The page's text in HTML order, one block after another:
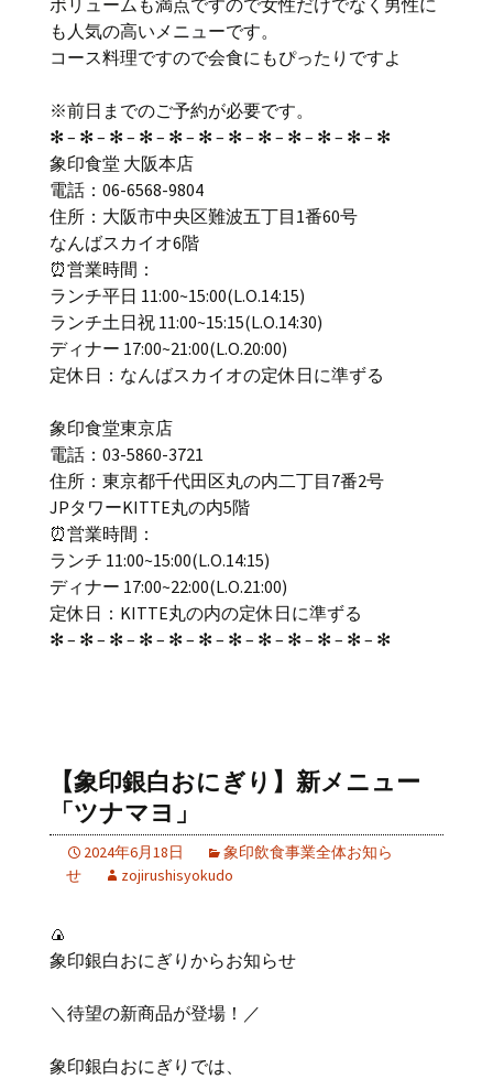
ボリュームも満点ですので女性だけでなく男性に
も人気の高いメニューです。
コース料理ですので会食にもぴったりですよ
※前日までのご予約が必要です。
✻ – ✻ – ✻ – ✻ – ✻ – ✻ – ✻ – ✻ – ✻ – ✻ – ✻ – ✻
象印食堂 大阪本店
電話：06-6568-9804
住所：大阪市中央区難波五丁目1番60号
なんばスカイオ6階
⏰営業時間：
ランチ平日 11:00~15:00(L.O.14:15)
ランチ土日祝 11:00~15:15(L.O.14:30)
ディナー 17:00~21:00(L.O.20:00)
定休日：なんばスカイオの定休日に準ずる
象印食堂東京店
電話：03-5860-3721
住所：東京都千代田区丸の内二丁目7番2号
JPタワーKITTE丸の内5階
⏰営業時間：
ランチ 11:00~15:00(L.O.14:15)
ディナー 17:00~22:00(L.O.21:00)
定休日：KITTE丸の内の定休日に準ずる
✻ – ✻ – ✻ – ✻ – ✻ – ✻ – ✻ – ✻ – ✻ – ✻ – ✻ – ✻
【象印銀白おにぎり】新メニュー
「ツナマヨ」
2024年6月18日
象印飲食事業全体お知ら
せ
zojirushisyokudo
🍙
象印銀白おにぎりからお知らせ
＼待望の新商品が登場！／
象印銀白おにぎりでは、